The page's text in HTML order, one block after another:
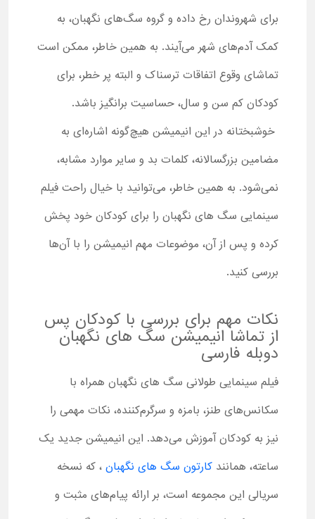
برای شهروندان رخ داده و گروه سگ‌های نگهبان، به
کمک آدم‌های شهر می‌آیند. به همین خاطر، ممکن است
تماشای وقوع اتفاقات ترسناک و البته پر خطر، برای
کودکان کم‌ سن و سال، حساسیت برانگیز باشد.
خوشبختانه در این انیمیشن هیچ‌گونه اشاره‌ای به
مضامین بزرگسالانه، کلمات بد و سایر موارد مشابه،
نمی‌شود. به همین خاطر، می‌توانید با خیال راحت فیلم
سینمایی سگ های نگهبان را برای کودکان خود پخش
کرده و پس از آن، موضوعات مهم انیمیشن را با آن‌ها
بررسی کنید.
نکات مهم برای بررسی با کودکان پس
از تماشا انیمیشن سگ های نگهبان
دوبله فارسی
فیلم سینمایی طولانی سگ های نگهبان همراه با
سکانس‌های طنز، بامزه و سرگرم‌کننده، نکات مهمی را
نیز به کودکان آموزش می‌دهد. این انیمیشن جدید یک
ساعته، همانند کارتون سگ های نگهبان ، که نسخه
سریالی این مجموعه است، بر ارائه پیام‌های مثبت و